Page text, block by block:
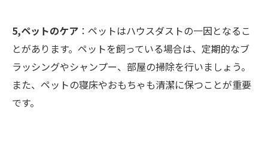
5,ペットのケア ：ペットはハウスダストの一因となるこ
とがあります。ペットを飼っている場合は、定期的なブ
ラッシングやシャンプー、部屋の掃除を行いましょう。
また、ペットの寝床やおもちゃも清潔に保つことが重要
です。